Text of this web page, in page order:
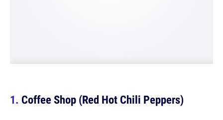
Coffee Shop (Red Hot Chili Peppers)